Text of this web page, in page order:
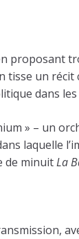
proposant
tisse un récit
dans
» – un
laquelle
de minuitLa